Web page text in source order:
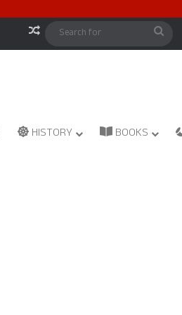
Random Article
HISTORY BOOKS